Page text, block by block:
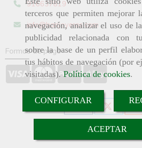
terceros que permiten mejorar
navegación, analizar el uso de
publicidad relacionada con
sobre la base de un perfil
tus hábitos de navegación (por
visitadas).Política de cookies.
CONFIGURAR
ACEPTAR
916637819
info barijoyeros.com
Formas de pago